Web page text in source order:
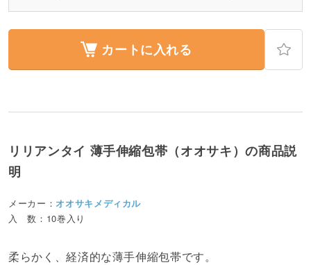
カートに入れる
リリアンタイ 薄手伸縮包帯（オオサキ）の商品説
明
メーカー： オオサキメディカル
入 数：10巻入り
柔らかく、経済的な薄手伸縮包帯です。